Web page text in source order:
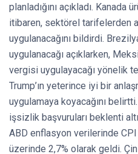
planladığını açıkladı. Kanada
itibaren, sektörel tarifelerden
uygulanacağını bildirdi.
uygulanacağı açıklarken,
vergisi uygulayacağı yönelik
Trump’ın yeterince iyi bir
uygulamaya koyacağını
işsizlik başvuruları beklenti
ABD enflasyon verilerinde
üzerinde 2,7% olarak geldi.